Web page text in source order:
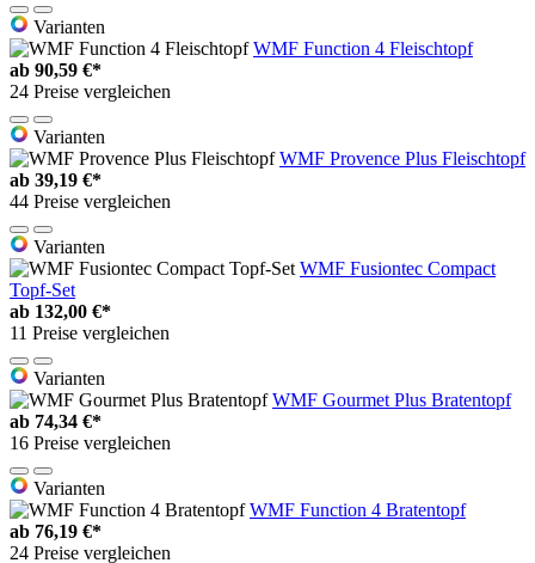
Varianten
WMF Function 4 Fleischtopf
ab 90,59 €*
24 Preise vergleichen
Varianten
WMF Provence Plus Fleischtopf
ab 39,19 €*
44 Preise vergleichen
Varianten
WMF Fusiontec Compact
Topf-Set
ab 132,00 €*
11 Preise vergleichen
Varianten
WMF Gourmet Plus Bratentopf
ab 74,34 €*
16 Preise vergleichen
Varianten
WMF Function 4 Bratentopf
ab 76,19 €*
24 Preise vergleichen